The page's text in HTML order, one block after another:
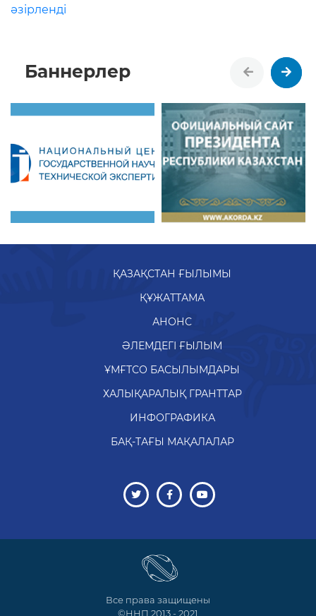
әзірленді
Баннерлер
ҚАЗАҚСТАН ҒЫЛЫМЫ
ҚҰЖАТТАМА
АНОНС
ӘЛЕМДЕГІ ҒЫЛЫМ
ҰМҒТСО БАСЫЛЫМДАРЫ
ХАЛЫҚАРАЛЫҚ ГРАНТТАР
ИНФОГРАФИКА
БАҚ-ТАҒЫ МАҚАЛАЛАР
Все права защищены
©ННП 2013 - 2021